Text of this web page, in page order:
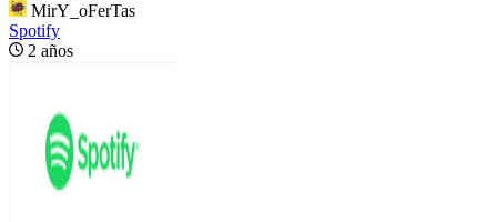
MirY_oFerTas
Spotify
2 años